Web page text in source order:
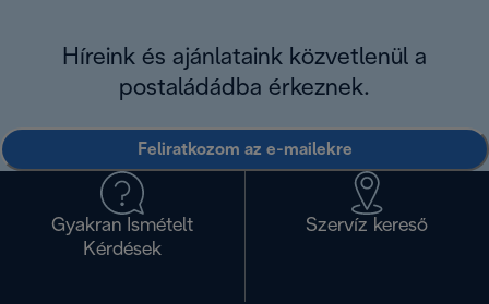
Híreink és ajánlataink közvetlenül a
postaládádba érkeznek.
Feliratkozom az e-mailekre
Gyakran Ismételt
Kérdések
Szervíz kereső